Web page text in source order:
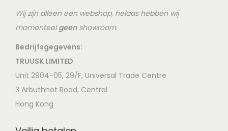
Wij zijn alleen een webshop, helaas hebben wij
momenteelgeenshowroom.
Bedrijfsgegevens:
TRUUSK LIMITED
Unit 2904-05, 29/F, Universal Trade Centre
3 Arbuthnot Road, Central
Hong Kong